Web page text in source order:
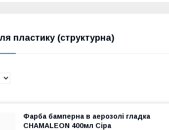
пластику (структурна)
Фарба бамперна в аерозолі гладка
CHAMALEON 400мл Сіра